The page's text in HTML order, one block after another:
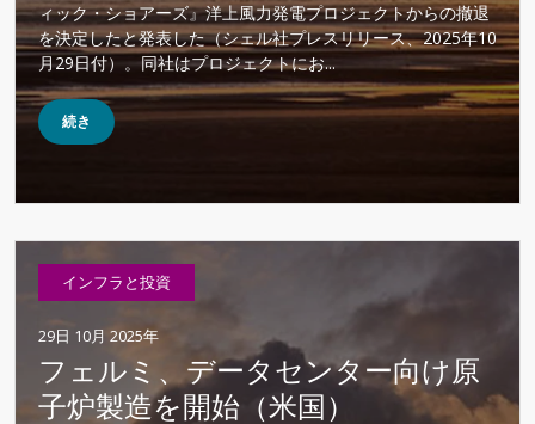
ィック・ショアーズ』洋上風力発電プロジェクトからの撤退
を決定したと発表した（シェル社プレスリリース、2025年10
月29日付）。同社はプロジェクトにお...
続き
インフラと投資
29日 10月 2025年
フェルミ、データセンター向け原
子炉製造を開始（米国）